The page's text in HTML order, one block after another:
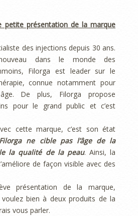
petite présentation de la marque
des injections depuis 30 ans.
dans le monde des
Filorga est leader sur le
connue notamment pour
De plus, Filorga propose
pour le grand public et c’est
cette marque, c’est son état
Filorga ne cible pas l’âge de la
la qualité de la peau. Ainsi, la
de façon visible avec des
présentation de la marque,
bien à deux produits de la
vous parler.